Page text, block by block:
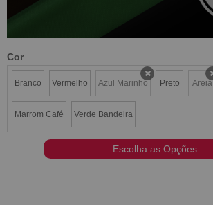
Cor
Branco Vermelho Azul Marinho
x Preto Areia
x
Marrom Café Verde Bandeira
Escolha as Opções